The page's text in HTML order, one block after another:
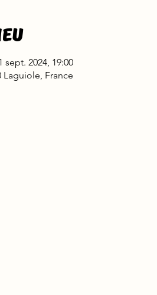
sept. 2024, 19:00
Laguiole, France